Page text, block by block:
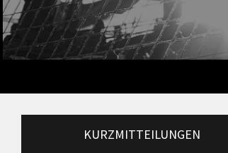
KURZMITTEILUNGEN